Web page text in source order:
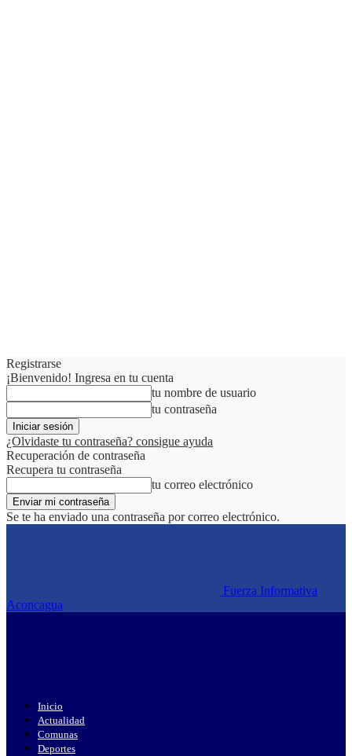
Registrarse
¡Bienvenido! Ingresa en tu cuenta
tu nombre de usuario
tu contraseña
¿Olvidaste tu contraseña? consigue ayuda
Recuperación de contraseña
Recupera tu contraseña
tu correo electrónico
Se te ha enviado una contraseña por correo electrónico.
Fuerza Informativa
Aconcagua
Inicio
Actualidad
Comunas
Deportes